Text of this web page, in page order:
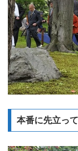
本番に先立っ